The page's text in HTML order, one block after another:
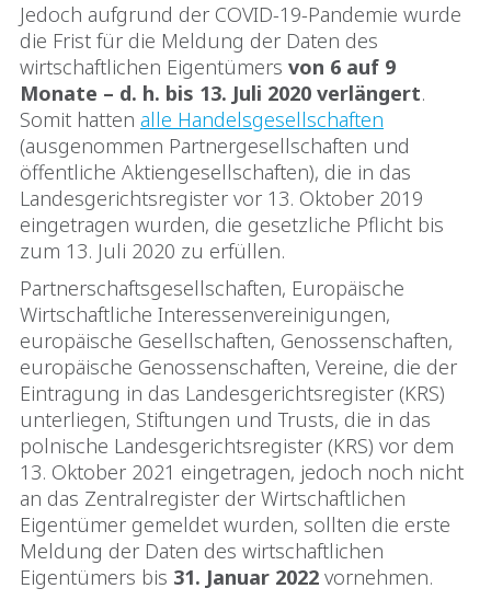
Jedoch aufgrund der COVID-19-Pandemie wurde
die Frist für die Meldung der Daten des
wirtschaftlichen Eigentümers von 6 auf 9
Monate – d. h. bis 13. Juli 2020 verlängert.
Somit hatten alle Handelsgesellschaften
(ausgenommen Partnergesellschaften und
öffentliche Aktiengesellschaften), die in das
Landesgerichtsregister vor 13. Oktober 2019
eingetragen wurden, die gesetzliche Pflicht bis
zum 13. Juli 2020 zu erfüllen.
Partnerschaftsgesellschaften, Europäische
Wirtschaftliche Interessenvereinigungen,
europäische Gesellschaften, Genossenschaften,
europäische Genossenschaften, Vereine, die der
Eintragung in das Landesgerichtsregister (KRS)
unterliegen, Stiftungen und Trusts, die in das
polnische Landesgerichtsregister (KRS) vor dem
13. Oktober 2021 eingetragen, jedoch noch nicht
an das Zentralregister der Wirtschaftlichen
Eigentümer gemeldet wurden, sollten die erste
Meldung der Daten des wirtschaftlichen
Eigentümers bis 31. Januar 2022 vornehmen.